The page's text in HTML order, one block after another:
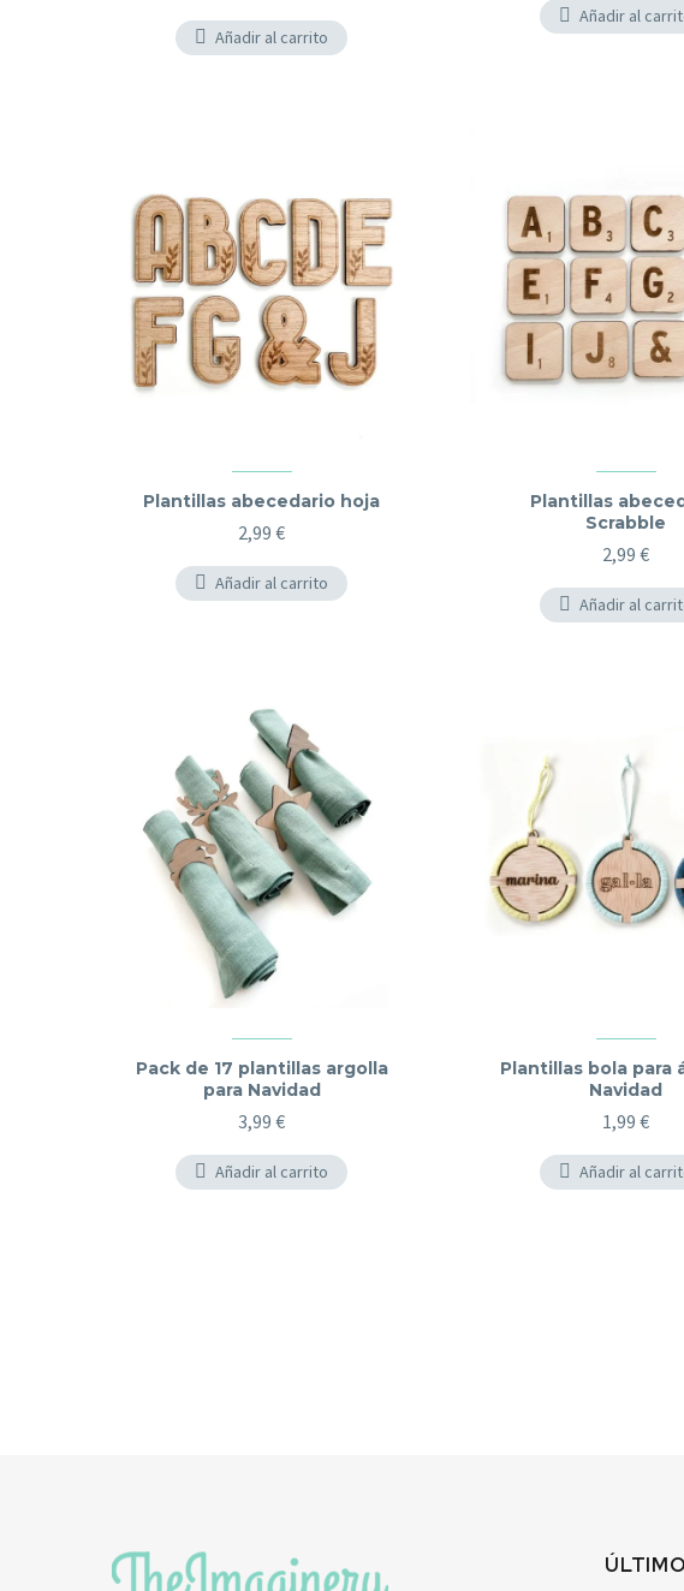
Añadir al carrito
Añadir al
Plantillas abecedario hoja
2,99 €
Añadir al carrito
Plantillas
Scrabble
2,99 €
Añadir al
Pack de 17 plantillas argolla
para Navidad
3,99 €
Añadir al carrito
Plantillas bola para
Navidad
1,99 €
Añadir al